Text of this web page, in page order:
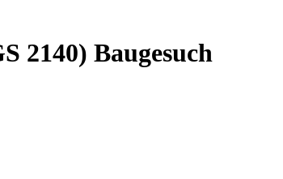
2140) Baugesuch